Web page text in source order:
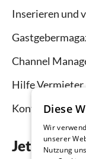
Inserieren und
Channel
Hilfe Vermieter
Kontakt
Jetzt die
Diese
Wir
unserer
Nutzung